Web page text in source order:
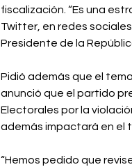
fiscalización. “Es una
Twitter, en redes
Presidente de la
Pidió además que el
anunció que el partido
Electorales por la
además impactará en el
“Hemos pedido que